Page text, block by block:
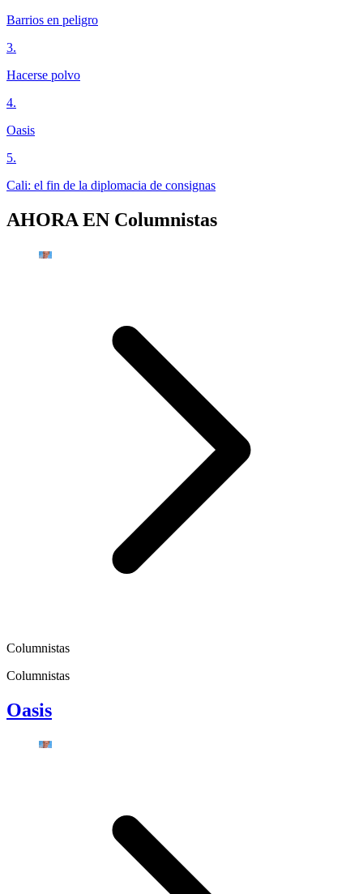
Barrios en peligro
3.
Hacerse polvo
4.
Oasis
5.
Cali: el fin de la diplomacia de consignas
AHORA EN Columnistas
Columnistas
Columnistas
Oasis